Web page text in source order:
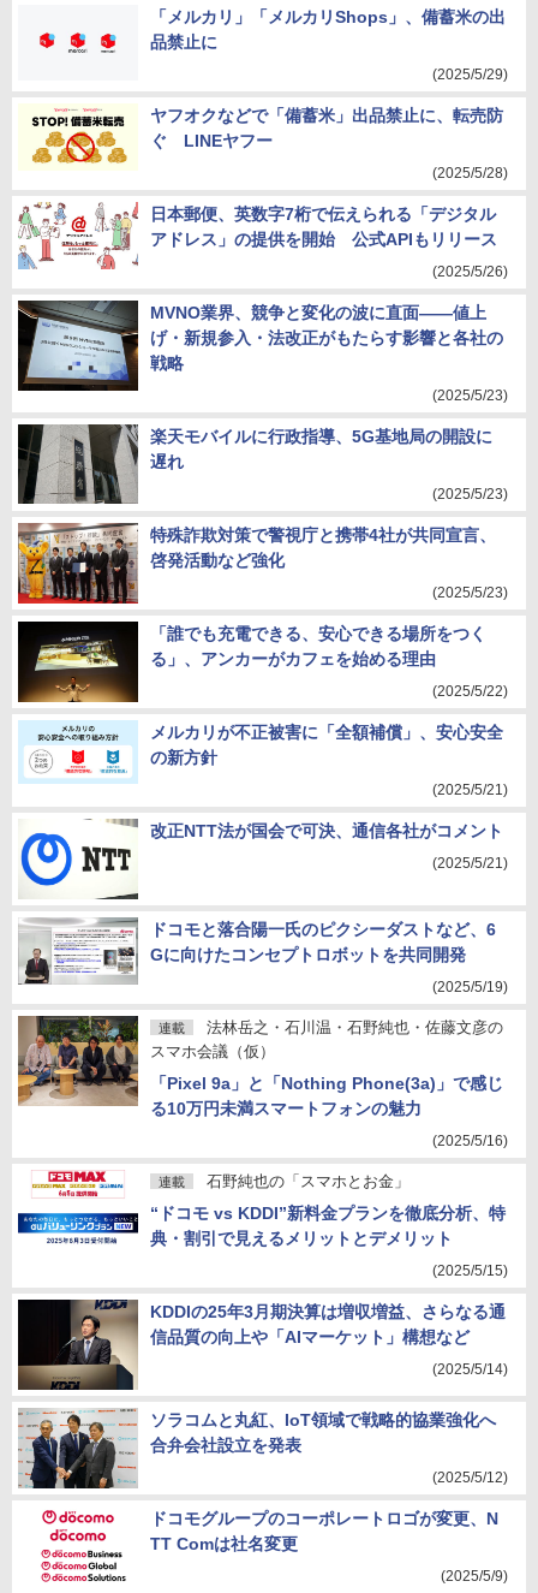
「メルカリ」「メルカリShops」、備蓄米の出
品禁止に
(2025/5/29)
ヤフオクなどで「備蓄米」出品禁止に、転売防
ぐ LINEヤフー
(2025/5/28)
日本郵便、英数字7桁で伝えられる「デジタル
アドレス」の提供を開始 公式APIもリリース
(2025/5/26)
MVNO業界、競争と変化の波に直面――値上
げ・新規参入・法改正がもたらす影響と各社の
戦略
(2025/5/23)
楽天モバイルに行政指導、5G基地局の開設に
遅れ
(2025/5/23)
特殊詐欺対策で警視庁と携帯4社が共同宣言、
啓発活動など強化
(2025/5/23)
「誰でも充電できる、安心できる場所をつく
る」、アンカーがカフェを始める理由
(2025/5/22)
メルカリが不正被害に「全額補償」、安心安全
の新方針
(2025/5/21)
改正NTT法が国会で可決、通信各社がコメント
(2025/5/21)
ドコモと落合陽一氏のピクシーダストなど、6
Gに向けたコンセプトロボットを共同開発
(2025/5/19)
連載
法林岳之・石川温・石野純也・佐藤文彦の
スマホ会議（仮）
「Pixel 9a」と「Nothing Phone(3a)」で感じ
る10万円未満スマートフォンの魅力
(2025/5/16)
連載 石野純也の「スマホとお金」
“ドコモ vs KDDI”新料金プランを徹底分析、特
典・割引で見えるメリットとデメリット
(2025/5/15)
KDDIの25年3月期決算は増収増益、さらなる通
信品質の向上や「AIマーケット」構想など
(2025/5/14)
ソラコムと丸紅、IoT領域で戦略的協業強化へ
合弁会社設立を発表
(2025/5/12)
ドコモグループのコーポレートロゴが変更、N
TT Comは社名変更
(2025/5/9)